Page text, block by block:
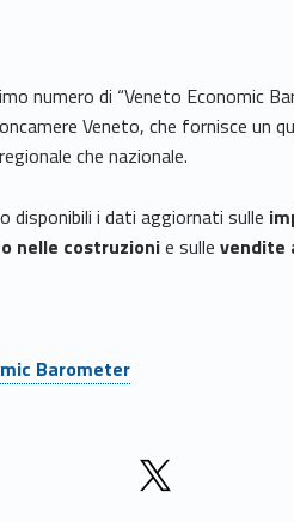
numero di “Veneto Economic
Veneto, che fornisce un
che nazionale.
disponibili i dati aggiornati sulle
nelle costruzionie sullevendite
Barometer